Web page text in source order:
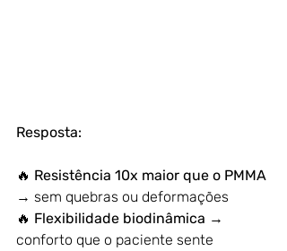
Resposta:
🔥 Resistência 10x maior que o PMMA
→ sem quebras ou deformações
🔥 Flexibilidade biodinâmica →
conforto que o paciente sente